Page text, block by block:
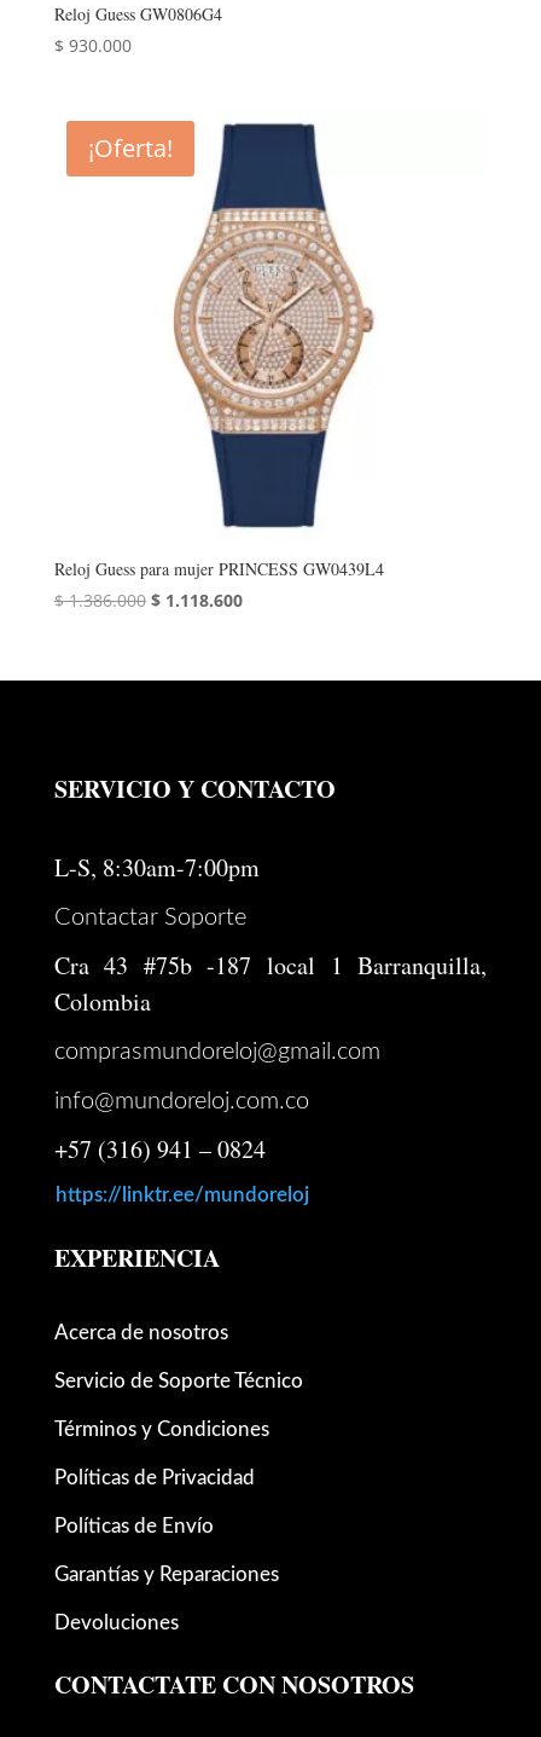
Reloj Guess GW0806G4
$ 930.000
¡Oferta!
Reloj Guess para mujer PRINCESS GW0439L4
$1.386.000 El
era:
$1.118.600El
es:
SERVICIO Y CONTACTO
L-S, 8:30am-7:00pm
Contactar Soporte
Cra 43 #75b -187 local 1 Barranquilla,
Colombia
comprasmundoreloj@gmail.com
info@mundoreloj.com.co
+57 (316) 941 – 0824
https://linktr.ee/mundoreloj
EXPERIENCIA
Acerca de nosotros
Servicio de Soporte Técnico
Términos y Condiciones
Políticas de Privacidad
Políticas de Envío
Garantías y Reparaciones
Devoluciones
CONTACTATE CON NOSOTROS